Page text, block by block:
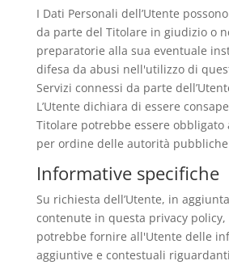
I Dati Personali dell’Utente
da parte del Titolare in giudizio o
preparatorie alla sua eventuale
difesa da abusi nell'utilizzo di
Servizi connessi da parte
L’Utente dichiara di essere
Titolare potrebbe essere obbligato
per ordine delle autorità
Informative specifiche
Su richiesta dell’Utente, in
contenute in questa privacy policy,
potrebbe fornire all'Utente delle
aggiuntive e contestuali